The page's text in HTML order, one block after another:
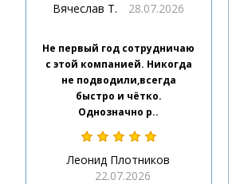
Вячеслав Т. 28.07.2026
Не первый год сотрудничаю
с этой компанией. Никогда
не подводили,всегда
быстро и чётко.
Однозначно р..
Леонид Плотников
22.07.2026